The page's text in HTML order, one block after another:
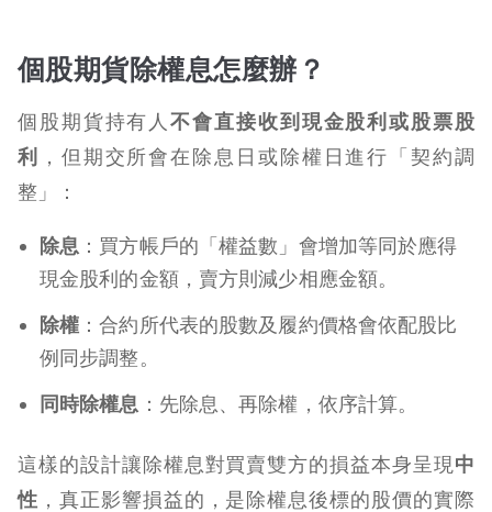
個股期貨除權息怎麼辦？
個股期貨持有人不會直接收到現金股利或股票股
利
，但期交所會在除息日或除權日進行「契約調
整」：
除息 ：買方帳戶的「權益數」會增加等同於應得
現金股利的金額，賣方則減少相應金額。
除權 ：合約所代表的股數及履約價格會依配股比
例同步調整。
同時除權息 ：先除息、再除權，依序計算。
這樣的設計讓除權息對買賣雙方的損益本身呈現中
性 ，真正影響損益的，是除權息後標的股價的實際